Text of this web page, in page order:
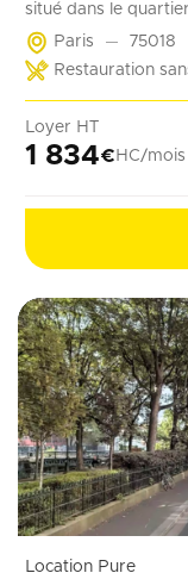
situé dans le
d'un point d'eau. Il
coffee shop, barber,
Paris
75018
Restauration
Loyer HT
1 834€ HC/mois
Location Pure